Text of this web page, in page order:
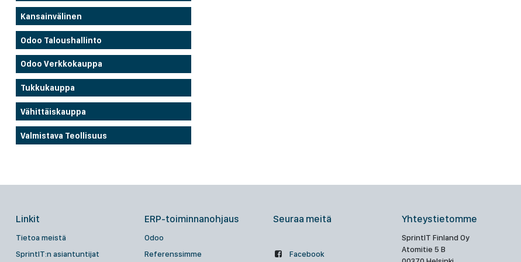
Kansainvälinen
Odoo Taloushallinto
Odoo Verkkokauppa
Tukkukauppa
Vähittäiskauppa
Valmistava Teollisuus
Linkit
Tietoa meistä
SprintIT:n asiantuntijat
ERP-toiminnanohjaus
Odoo
Referenssimme
Seuraa meitä
Facebook
Yhteystietomme
SprintIT Finland Oy
Atomitie 5 B